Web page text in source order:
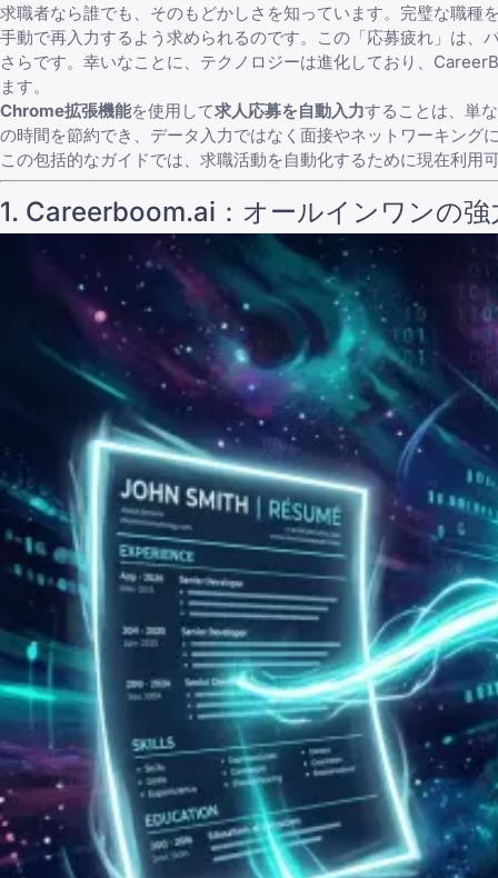
求職者なら誰でも、そのもどかしさを知っています。完璧な職
手動で再入力するよう求められるのです。この「応募疲れ」は
さらです。幸いなことに、テクノロジーは進化しており、
ます。
Chrome拡張機能を使用して求人応募を自動入力することは、単
の時間を節約でき、データ入力ではなく面接やネットワーキング
この包括的なガイドでは、求職活動を自動化するために現在利
1. Careerboom.ai：オールインワンの